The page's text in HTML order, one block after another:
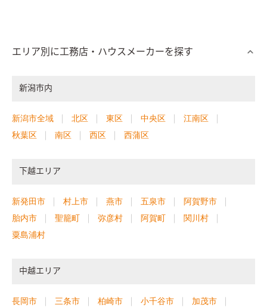
エリア別に工務店・ハウスメーカーを探す
新潟市内
新潟市全域 北区 東区 中央区
江南区
秋葉区
南区 西区 西蒲区
下越エリア
新発田市 村上市 燕市 五泉市
阿賀野市
胎内市
聖籠町 弥彦村 阿賀町
関川村
粟島浦村
中越エリア
長岡市 三条市 柏崎市 小千谷市
加茂市